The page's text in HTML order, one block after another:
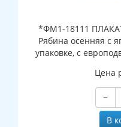
*ФМ1-18111
Рябина осенняя с
упаковке, с
Цена
−
В